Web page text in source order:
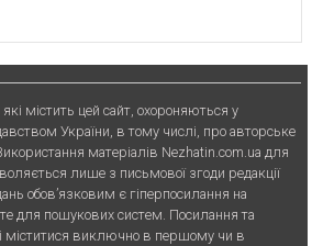
містить цей сайт, охороняються у
України, в тому числі, про авторське
матерiалiв Nezhatin.com.ua для
лише з письмової згоди редакції
обов’язковим є гiперпосилання на
для пошукових систем. Посилання та
міститися виключно в першому чи в